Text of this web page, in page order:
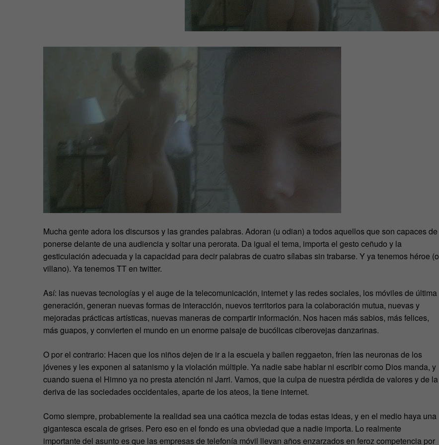
Mucha gente adora los discursos y las grandes palabras. Adoran (u odian) a todos aquellos que son capaces de
ponerse delante de una audiencia y soltar una perorata. Da igual el tema, importa el gesto ceñudo y la
gesticulación adecuada y la capacidad para decir palabras de cuatro sílabas sin trabarse. Y ya tenemos héroe (o
villano). Ya tenemos TT en twitter.
Así: las nuevas tecnologías y el auge de la telecomunicación, internet y las redes sociales, los móviles de última
generación, generan nuevas formas de interacción, nuevos territorios para la colaboración mutua, nuevas y
mejoradas prácticas artísticas, nuevas maneras de compartir información. Nos hacen más sabios, más felices,
más guapos, y convierten el mundo en un enorme paisaje de bucólicas ciberovejas danzarinas.
O por el contrario: Hacen que los niños dejen de ir a la escuela y bailen reggaeton, fríen las neuronas de los
jóvenes y les exponen al satanismo y la violación múltiple. Ya nadie sabe hablar ni escribir como Dios manda, y
cuando suena el Himno ya no presta atención ni Jarri. Vamos, que la culpa de nuestra pérdida de valores y de la
deriva de las sociedades occidentales, aparte de los ateos, la tiene internet.
Como siempre, probablemente la realidad sea una caótica mezcla de todas estas ideas, y en el medio haya una
gigantesca escala de grises. Pero eso en el fondo es una obviedad que a nadie importa. Lo realmente
importante del asunto es que las empresas de telefonía móvil llevan años enzarzados en feroz competencia por